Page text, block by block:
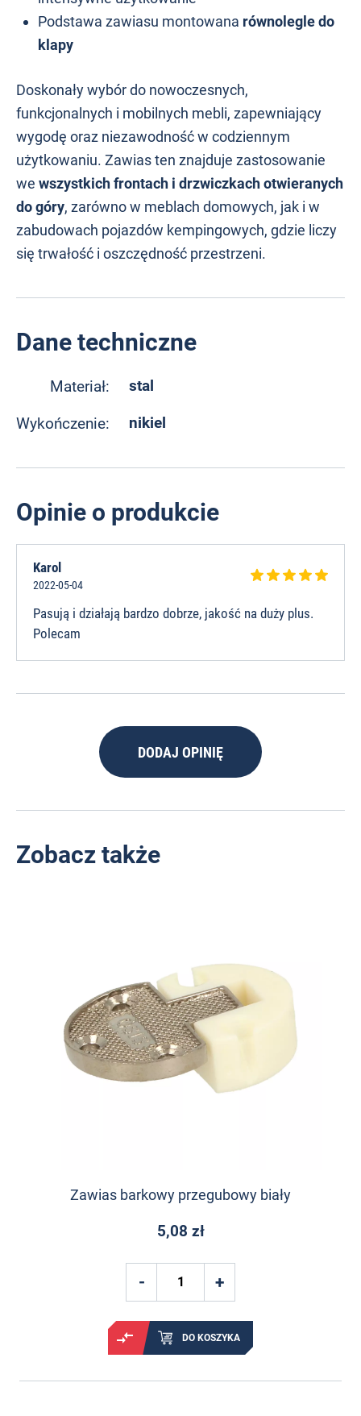
Podstawa zawiasu montowana równolegle do
klapy
Doskonały wybór do nowoczesnych,
funkcjonalnych i mobilnych mebli, zapewniający
wygodę oraz niezawodność w codziennym
użytkowaniu. Zawias ten znajduje zastosowanie
we wszystkich frontach i drzwiczkach otwieranych
do góry, zarówno w meblach domowych, jak i w
zabudowach pojazdów kempingowych, gdzie liczy
się trwałość i oszczędność przestrzeni.
Dane techniczne
Materiał: stal
Wykończenie: nikiel
Opinie o produkcie
Karol
2022-05-04
Pasują i działają bardzo dobrze, jakość na duży plus.
Polecam
DODAJ OPINIĘ
Zobacz także
Zawias barkowy przegubowy biały
5,08 zł
DO KOSZYKA